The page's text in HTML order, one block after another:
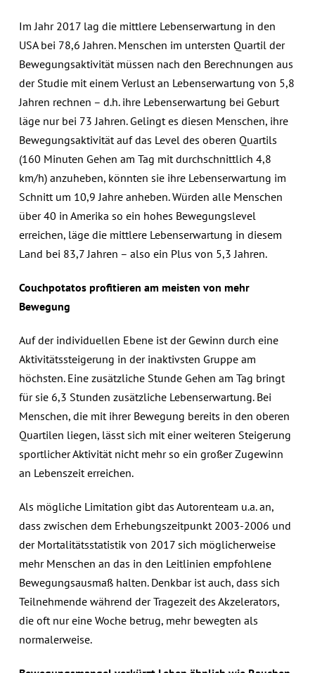
Im Jahr 2017 lag die mittlere Lebenserwartung in den
USA bei 78,6 Jahren. Menschen im untersten Quartil der
Bewegungsaktivität müssen nach den Berechnungen aus
der Studie mit einem Verlust an Lebenserwartung von 5,8
Jahren rechnen – d.h. ihre Lebenserwartung bei Geburt
läge nur bei 73 Jahren. Gelingt es diesen Menschen, ihre
Bewegungsaktivität auf das Level des oberen Quartils
(160 Minuten Gehen am Tag mit durchschnittlich 4,8
km/h) anzuheben, könnten sie ihre Lebenserwartung im
Schnitt um 10,9 Jahre anheben. Würden alle Menschen
über 40 in Amerika so ein hohes Bewegungslevel
erreichen, läge die mittlere Lebenserwartung in diesem
Land bei 83,7 Jahren – also ein Plus von 5,3 Jahren.
Couchpotatos profitieren am meisten von mehr
Bewegung
Auf der individuellen Ebene ist der Gewinn durch eine
Aktivitätssteigerung in der inaktivsten Gruppe am
höchsten. Eine zusätzliche Stunde Gehen am Tag bringt
für sie 6,3 Stunden zusätzliche Lebenserwartung. Bei
Menschen, die mit ihrer Bewegung bereits in den oberen
Quartilen liegen, lässt sich mit einer weiteren Steigerung
sportlicher Aktivität nicht mehr so ein großer Zugewinn
an Lebenszeit erreichen.
Als mögliche Limitation gibt das Autorenteam u.a. an,
dass zwischen dem Erhebungszeitpunkt 2003-2006 und
der Mortalitätsstatistik von 2017 sich möglicherweise
mehr Menschen an das in den Leitlinien empfohlene
Bewegungsausmaß halten. Denkbar ist auch, dass sich
Teilnehmende während der Tragezeit des Akzelerators,
die oft nur eine Woche betrug, mehr bewegten als
normalerweise.